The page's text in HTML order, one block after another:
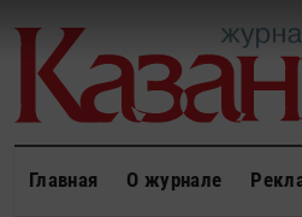
Главная О журнале